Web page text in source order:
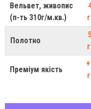
Вельвет, живопис
(п-ть 310г/м.кв.)
Полотно
Преміум якість